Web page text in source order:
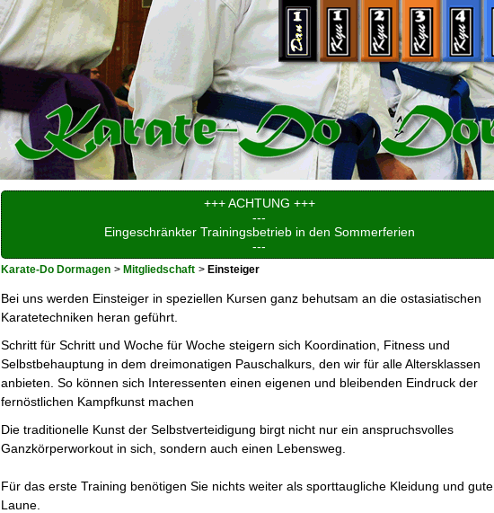
+++ ACHTUNG +++
---
Eingeschränkter Trainingsbetrieb in den Sommerferien
---
Karate-Do Dormagen Mitgliedschaft Einsteiger
Bei uns werden Einsteiger in speziellen Kursen ganz behutsam an die ostasiatischen
Karatetechniken heran geführt.
Schritt für Schritt und Woche für Woche steigern sich Koordination, Fitness und
Selbstbehauptung in dem dreimonatigen Pauschalkurs, den wir für alle Altersklassen
anbieten. So können sich Interessenten einen eigenen und bleibenden Eindruck der
fernöstlichen Kampfkunst machen
Die traditionelle Kunst der Selbstverteidigung birgt nicht nur ein anspruchsvolles
Ganzkörperworkout in sich, sondern auch einen Lebensweg.
Für das erste Training benötigen Sie nichts weiter als sporttaugliche Kleidung und gute
Laune.